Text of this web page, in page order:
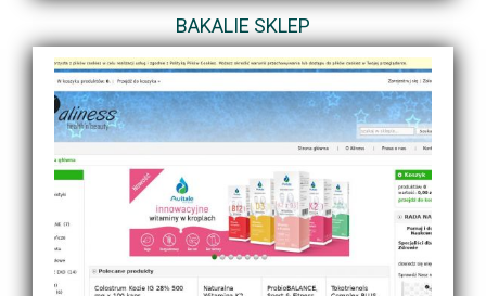
BAKALIE SKLEP